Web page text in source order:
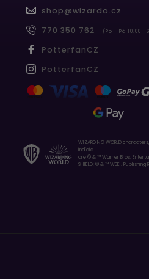
shop@wizardo.cz
770 350 762
(Po - Pá 10.00-
PotterfanCZ
PotterfanCZ
WIZARDING WORLD
indicia
are © & ™ Warner Bros.
SHIELD: © & ™ WBEI. Publishing